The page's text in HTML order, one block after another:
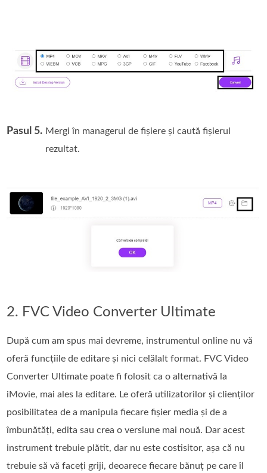
Pasul 5. Mergi în managerul de fișiere și caută fișierul
rezultat.
2. FVC Video Converter Ultimate
După cum am spus mai devreme, instrumentul online nu vă
oferă funcțiile de editare și nici celălalt format. FVC Video
Converter Ultimate poate fi folosit ca o alternativă la
iMovie, mai ales la editare. Le oferă utilizatorilor și clienților
posibilitatea de a manipula fiecare fișier media și de a
îmbunătăți, edita sau crea o versiune mai nouă. Dar acest
instrument trebuie plătit, dar nu este costisitor, așa că nu
trebuie să vă faceți griji, deoarece fiecare bănuț pe care îl